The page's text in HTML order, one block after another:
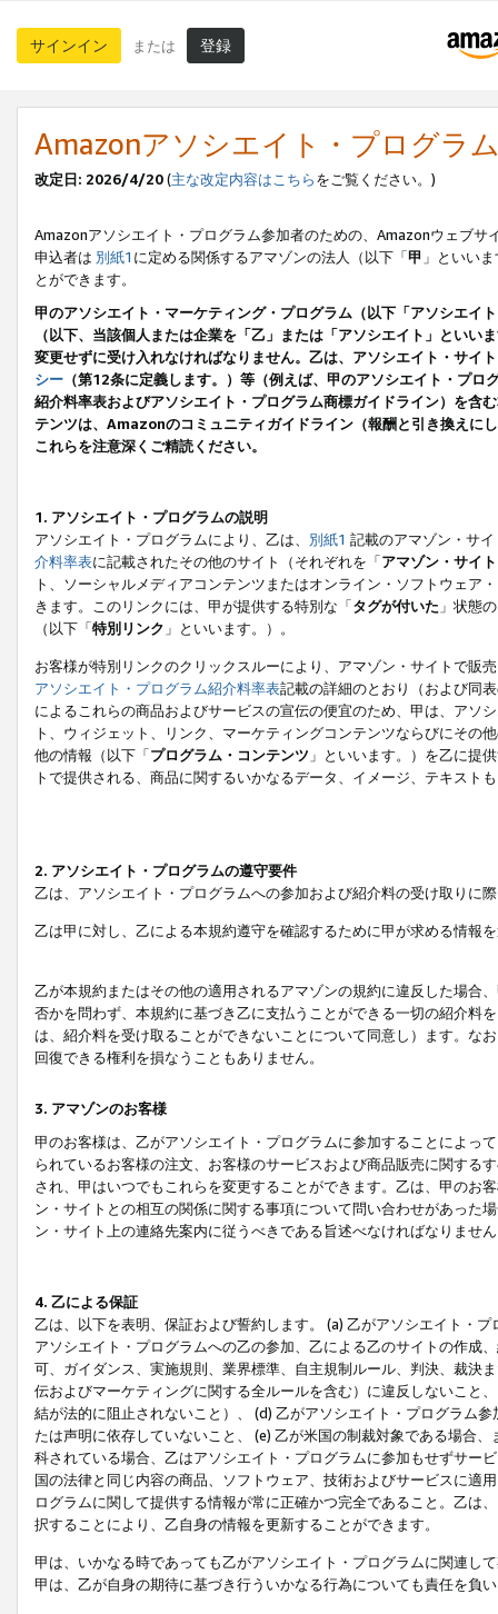
サインイン または 登録
Amazonアソシエイト・プログラ
改定日: 2026/4/20(主な改定内容はこちらをご覧ください。)
Amazonアソシエイト・プログラム参加者のための、Amazonウェブサ
申込者は 別紙1 に定める関係するアマゾンの法人（以下「甲 」といい
とができます。
甲のアソシエイト・マーケティング・プログラム（以下「アソシエイ
（以下、当該個人または企業を「乙」または「アソシエイト」とい
変更せずに受け入れなければなりません。乙は、アソシエイト・サイ
シー （第12条に定義します。）等（例えば、甲のアソシエイト・プ
紹介料率表およびアソシエイト・プログラム商標ガイドライン）を
テンツは、Amazonのコミュニティガイドライン（報酬と引き換えに
これらを注意深くご精読ください。
1. アソシエイト・プログラムの説明
アソシエイト・プログラムにより、乙は、 別紙1 記載のアマゾン・サ
介料率表に記載されたその他のサイト（それぞれを「アマゾン・サイト
ト、ソーシャルメディアコンテンツまたはオンライン・ソフトウェア
きます。このリンクには、甲が提供する特別な「タグが付いた 」状態
（以下「特別リンク 」といいます。）。
お客様が特別リンクのクリックスルーにより、アマゾン・サイトで販
アソシエイト・プログラム紹介料率表記載の詳細のとおり（および同
によるこれらの商品およびサービスの宣伝の便宜のため、甲は、アソ
ト、ウィジェット、リンク、マーケティングコンテンツならびにその
他の情報（以下「プログラム・コンテンツ 」といいます。）を乙に提
トで提供される、商品に関するいかなるデータ、イメージ、テキス
2. アソシエイト・プログラムの遵守要件
乙は、アソシエイト・プログラムへの参加および紹介料の受け取りに
乙は甲に対し、乙による本規約遵守を確認するために甲が求める情報
乙が本規約またはその他の適用されるアマゾンの規約に違反した場合
否かを問わず、本規約に基づき乙に支払うことができる一切の紹介料
は、紹介料を受け取ることができないことについて同意し）ます。な
回復できる権利を損なうこともありません。
3. アマゾンのお客様
甲のお客様は、乙がアソシエイト・プログラムに参加することによっ
られているお客様の注文、お客様のサービスおよび商品販売に関する
され、甲はいつでもこれらを変更することができます。乙は、甲のお
ン・サイトとの相互の関係に関する事項について問い合わせがあった
ン・サイト上の連絡先案内に従うべきである旨述べなければなりませ
4. 乙による保証
乙は、以下を表明、保証および誓約します。 (a) 乙がアソシエイト・
アソシエイト・プログラムへの乙の参加、乙による乙のサイトの作成
可、ガイダンス、実施規則、業界標準、自主規制ルール、判決、裁決
伝およびマーケティングに関する全ルールを含む）に違反しないこと
結が法的に阻止されないこと）、 (d) 乙がアソシエイト・プログラム
たは声明に依存していないこと、 (e) 乙が米国の制裁対象である場合
科されている場合、乙はアソシエイト・プログラムに参加もせずサー
国の法律と同じ内容の商品、ソフトウェア、技術およびサービスに適
ログラムに関して提供する情報が常に正確かつ完全であること。乙は
択することにより、乙自身の情報を更新することができます。
甲は、いかなる時であっても乙がアソシエイト・プログラムに関連し
甲は、乙が自身の期待に基づき行ういかなる行為についても責任を負